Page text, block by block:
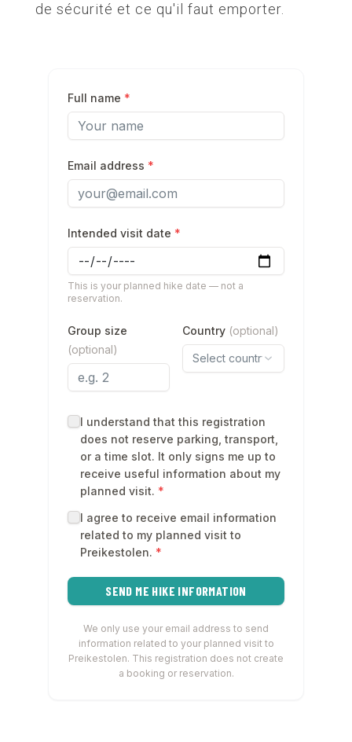
de sécurité et ce qu'il faut emporter.